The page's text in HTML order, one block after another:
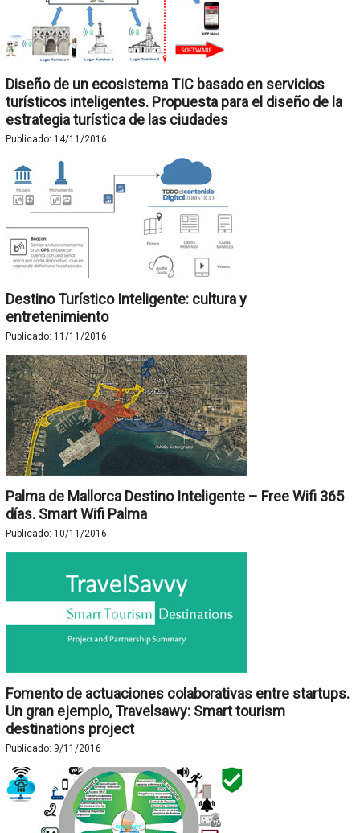
Diseño de un ecosistema TIC basado en servicios
turísticos inteligentes. Propuesta para el diseño de la
estrategia turística de las ciudades
Publicado: 14/11/2016
Destino Turístico Inteligente: cultura y
entretenimiento
Publicado: 11/11/2016
Palma de Mallorca Destino Inteligente – Free Wifi 365
días. Smart Wifi Palma
Publicado: 10/11/2016
Fomento de actuaciones colaborativas entre startups.
Un gran ejemplo, Travelsawy: Smart tourism
destinations project
Publicado: 9/11/2016